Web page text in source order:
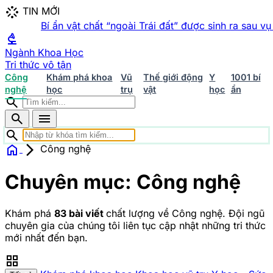
stream TIN MỚI
Bí ẩn vật chất “ngoài Trái đất” được sinh ra sau vụ
biotech
Ngành Khoa Học
Tri thức vô tận
Công
nghệ
Khám phá khoa
học
Vũ
trụ
Thế giới động
vật
Y
học
1001 bí
ẩn
search
search
menu
search
home Trang chủ Khám phá khoa học 423 bài viết Khoa học
giới động vật 156 bài viết1001 bí ẩn94 bài viết Công
nghệ83 bài viết
homearrow_forward_ios Công nghệ
Chuyên mục: Công nghệ
Khám phá 83 bài viết chất lượng về Công nghệ. Đội ngũ
chuyên gia của chúng tôi liên tục cập nhật những tri thức
mới nhất đến bạn.
grid_view